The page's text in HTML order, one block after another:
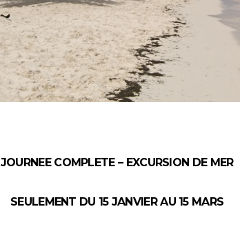
JOURNEE COMPLETE– EXCURSION DE MER
SEULEMENT DU 15 JANVIER AU 15 MARS